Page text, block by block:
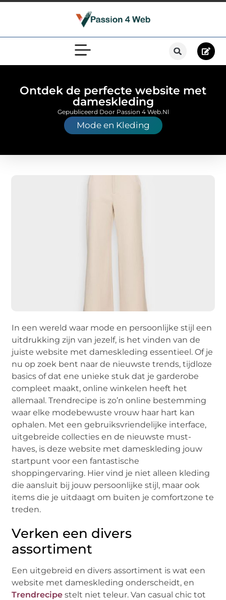
Ontdek de perfecte website met
dameskleding
Mode en Kleding
Gepubliceerd Door Passion 4 Web.nl
In een wereld waar mode en persoonlijke stijl een
uitdrukking zijn van jezelf, is het vinden van de
juiste website met dameskleding essentieel. Of je
nu op zoek bent naar de nieuwste trends, tijdloze
basics of dat ene unieke stuk dat je garderobe
compleet maakt, online winkelen heeft het
allemaal. Trendrecipe is zo’n online bestemming
waar elke modebewuste vrouw haar hart kan
ophalen. Met een gebruiksvriendelijke interface,
uitgebreide collecties en de nieuwste must-
haves, is deze website met dameskleding jouw
startpunt voor een fantastische
shoppingervaring. Hier vind je niet alleen kleding
die aansluit bij jouw persoonlijke stijl, maar ook
items die je uitdaagt om buiten je comfortzone te
treden.
Verken een divers
assortiment
Een uitgebreid en divers assortiment is wat een
website met dameskleding onderscheidt, en
Trendrecipe stelt niet teleur. Van casual chic tot